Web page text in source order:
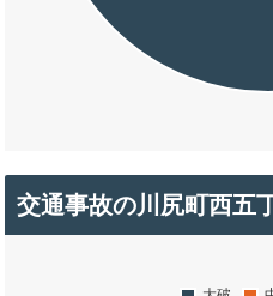
交通事故の川尻町西五